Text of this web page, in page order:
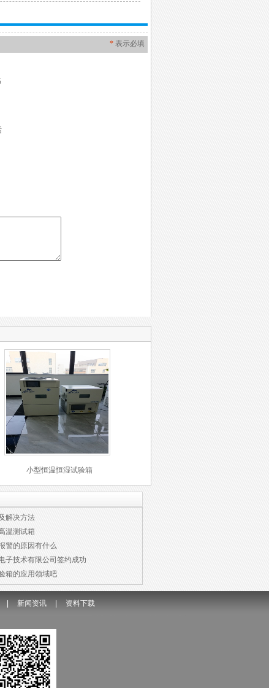
* 表示必填
小型恒温恒湿试验箱
解决方法
温测试箱
警的原因有什么
子技术有限公司签约成功
箱的应用领域吧
新闻资讯 资料下载